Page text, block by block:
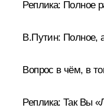
Реплика: Полное
В.Путин: Полное,
Вопрос в чём, в
Реплика: Так Вы